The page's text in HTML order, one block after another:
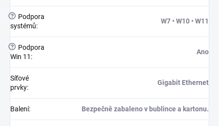
?
Podpora
systémů:
W7 • W10 • W11
?
Podpora
Win 11 :
Ano
Síťové
prvky:
Gigabit Ethernet
Balení: Bezpečně zabaleno v bublince a kartonu.